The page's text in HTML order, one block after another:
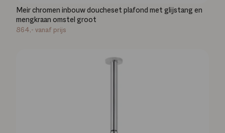
Meir chromen inbouw doucheset plafond met glijstang en
mengkraan omstel groot
864,- vanaf prijs